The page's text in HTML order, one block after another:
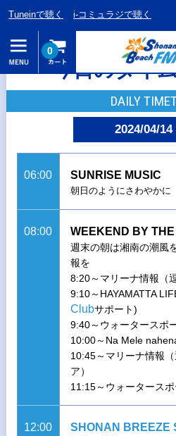
Tuneinで聴く i-コミュラジで聴く
0
今日のタイ
DAILY
2024/04/
06:00 SUNRISE MUSIC
朝日のようにさわやかに
08:00 WEEKEND BY
週末の朝は湘南の潮風
報を
8:20～マリーナ情報（
9:10～HAYAMATTA
Clubサポート)
9:40～ウォータースポ
10:00～Na Mele
10:45～マリーナ情報
ア）
11:15～ウォータース
12:00 SHONAN BREEZE